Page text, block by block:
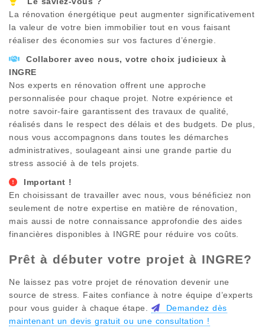
La rénovation énergétique peut augmenter significativement
la valeur de votre bien immobilier tout en vous faisant
réaliser des économies sur vos factures d’énergie.
Collaborer avec nous, votre choix judicieux à
INGRE
Nos experts en rénovation offrent une approche
personnalisée pour chaque projet. Notre expérience et
notre savoir-faire garantissent des travaux de qualité,
réalisés dans le respect des délais et des budgets. De plus,
nous vous accompagnons dans toutes les démarches
administratives, soulageant ainsi une grande partie du
stress associé à de tels projets.
Important !
En choisissant de travailler avec nous, vous bénéficiez non
seulement de notre expertise en matière de rénovation,
mais aussi de notre connaissance approfondie des aides
financières disponibles à INGRE pour réduire vos coûts.
Prêt à débuter votre projet à INGRE?
Ne laissez pas votre projet de rénovation devenir une
source de stress. Faites confiance à notre équipe d’experts
pour vous guider à chaque étape.
Demandez dès
maintenant un devis gratuit ou une consultation !